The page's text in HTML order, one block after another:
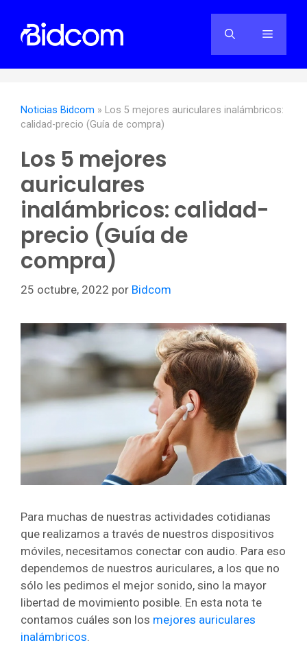
contenido
Menú
Noticias Bidcom » Los 5 mejores auriculares inalámbricos:
calidad-precio (Guía de compra)
Los 5 mejores
auriculares
inalámbricos: calidad-
precio (Guía de
compra)
25 octubre, 2022 por Bidcom
Para muchas de nuestras actividades cotidianas
que realizamos a través de nuestros dispositivos
móviles, necesitamos conectar con audio. Para eso
dependemos de nuestros auriculares, a los que no
sólo les pedimos el mejor sonido, sino la mayor
libertad de movimiento posible. En esta nota te
contamos cuáles son los mejores auriculares
inalámbricos.